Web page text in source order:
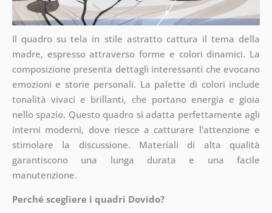
Il quadro su tela in stile astratto cattura il tema della
madre, espresso attraverso forme e colori dinamici. La
composizione presenta dettagli interessanti che evocano
emozioni e storie personali. La palette di colori include
tonalità vivaci e brillanti, che portano energia e gioia
nello spazio. Questo quadro si adatta perfettamente agli
interni moderni, dove riesce a catturare l'attenzione e
stimolare la discussione. Materiali di alta qualità
garantiscono una lunga durata e una facile
manutenzione.
Perché scegliere i quadri Dovido?